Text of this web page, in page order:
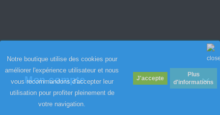
Notre boutique utilise des cookies pour
améliorer l'expérience utilisateur et nous
vous recommandons d'accepter leur
utilisation pour profiter pleinement de
votre navigation.
Plus
d'informations
Mon compte